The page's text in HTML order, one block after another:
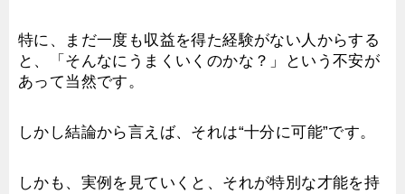
特に、まだ一度も収益を得た経験がない人からする
と、「そんなにうまくいくのかな？」という不安が
あって当然です。
しかし結論から言えば、それは“十分に可能”です。
しかも、実例を見ていくと、それが特別な才能を持